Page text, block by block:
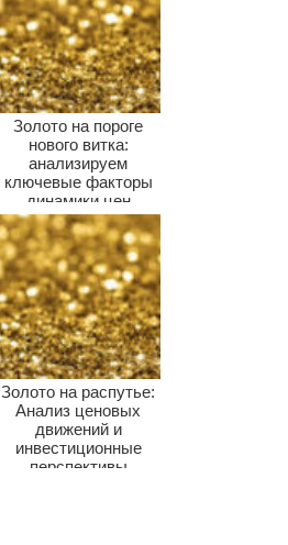
Золото на пороге
нового витка:
анализируем
ключевые факторы
динамики цен
Золото на распутье:
Анализ ценовых
движений и
инвестиционные
перспективы